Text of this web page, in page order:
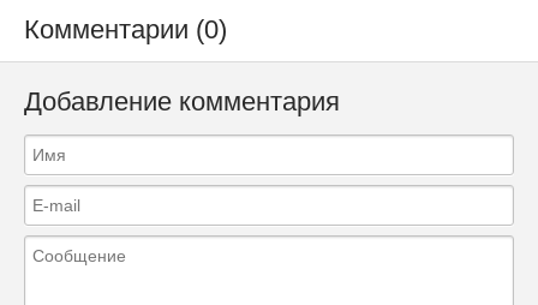
Комментарии (0)
Добавление комментария